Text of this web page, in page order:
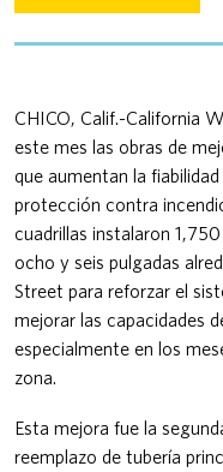
CHICO, Calif.-California
este mes las obras de
que aumentan la
protección contra
cuadrillas instalaron
ocho y seis pulgadas
Street para reforzar el
mejorar las capacidades
especialmente en los
zona.
Esta mejora fue la
reemplazo de tubería